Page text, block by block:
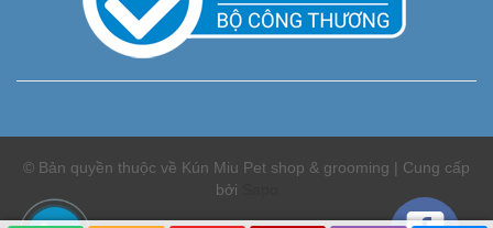
© Bản quyền thuộc về Kún Miu Pet shop & grooming | Cung cấp
bởi